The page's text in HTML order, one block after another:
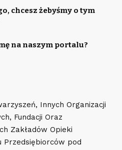
chcesz żebyśmy o tym
na naszym portalu?
Innych Organizacji
Fundacji Oraz
Zakładów Opieki
Przedsiębiorców pod